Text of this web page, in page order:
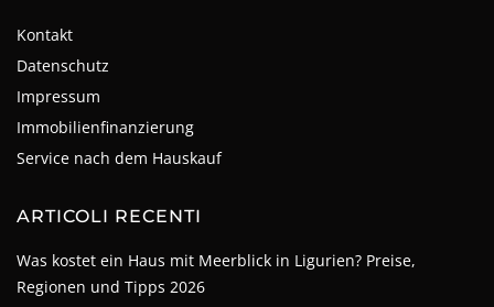
Kontakt
Datenschutz
Impressum
Immobilienfinanzierung
Service nach dem Hauskauf
ARTICOLI RECENTI
Was kostet ein Haus mit Meerblick in Ligurien? Preise,
Regionen und Tipps 2026